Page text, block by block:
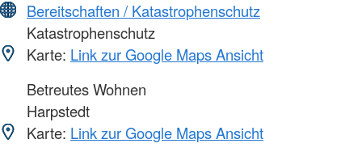
Bereitschaften / Katastrophenschutz
Katastrophenschutz
Karte: Link zur Google Maps Ansicht
Betreutes Wohnen
Harpstedt
Karte: Link zur Google Maps Ansicht